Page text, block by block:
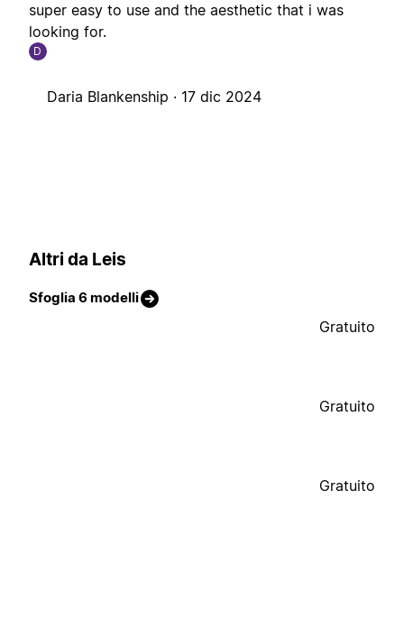
super easy to use and the aesthetic that i was
looking for.
D
Daria Blankenship · 17 dic 2024
Altri da Leis
Sfoglia 6 modelli
Gratuito
Gratuito
Gratuito